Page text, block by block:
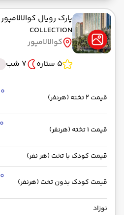
پارک رویال کوالالامپور
COLLECTION
کوالالامپور
5 ستاره
7 شب
قیمت 2 تخته (هرنفر)
قیمت 1 تخته (هرنفر)
قیمت کودک با تخت (هر نفر)
قیمت کودک بدون تخت (هرنفر)
نوزاد